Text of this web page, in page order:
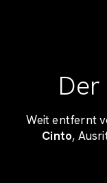
Weit entfernt
Cinto,